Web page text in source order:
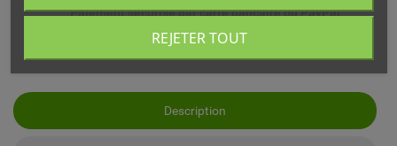
Paiement sécurisé par carte bancaire ou PayPal
Description
REJETER TOUT